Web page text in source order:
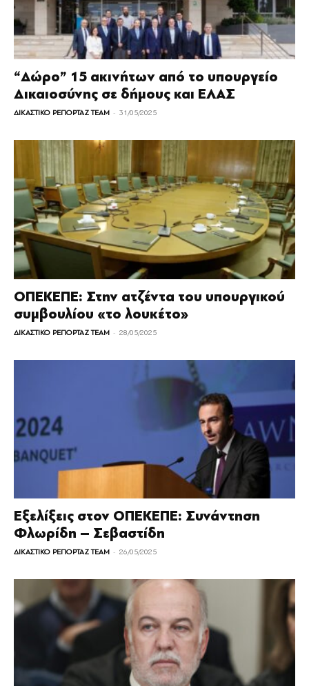
“Δώρο” 15 ακινήτων από το υπουργείο
Δικαιοσύνης σε δήμους και ΕΛΑΣ
ΔΙΚΑΣΤΙΚΟ ΡΕΠΟΡΤΑΖ TEAM - 31/05/2025
ΟΠΕΚΕΠΕ: Στην ατζέντα του υπουργικού
συμβουλίου «το λουκέτο»
ΔΙΚΑΣΤΙΚΟ ΡΕΠΟΡΤΑΖ TEAM - 28/05/2025
Εξελίξεις στον ΟΠΕΚΕΠΕ: Συνάντηση
Φλωρίδη – Σεβαστίδη
ΔΙΚΑΣΤΙΚΟ ΡΕΠΟΡΤΑΖ TEAM - 26/05/2025